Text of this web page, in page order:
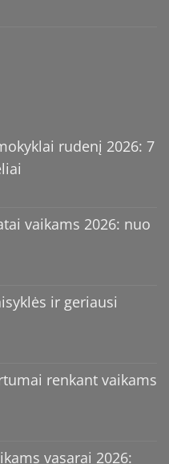
rudenį 2026: 7
vaikams 2026: nuo
ir geriausi
renkant vaikams
vasarai 2026: